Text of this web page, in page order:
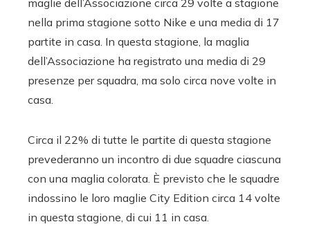
nella prima stagione sotto Nike e una media di 17
partite in casa. In questa stagione, la maglia
dell’Associazione ha registrato una media di 29
presenze per squadra, ma solo circa nove volte in
casa.
Circa il 22% di tutte le partite di questa stagione
prevederanno un incontro di due squadre ciascuna
con una maglia colorata. È previsto che le squadre
indossino le loro maglie City Edition circa 14 volte
in questa stagione, di cui 11 in casa.